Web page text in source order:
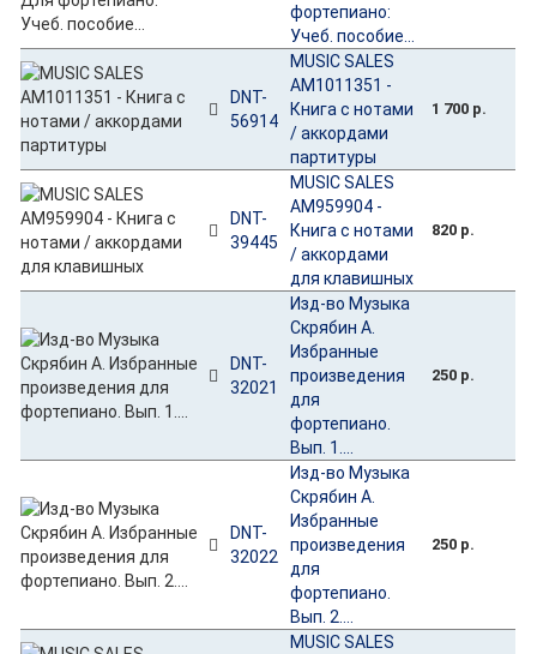
фортепиано:
Учеб. пособие...
DNT-
56914
MUSIC SALES
AM1011351 -
Книга с нотами
/ аккордами
партитуры
1 700 р.
DNT-
39445
MUSIC SALES
AM959904 -
Книга с нотами
/ аккордами
для клавишных
820 р.
DNT-
32021
Изд-во Музыка
Скрябин А.
Избранные
произведения
для
фортепиано.
Вып. 1....
250 р.
DNT-
32022
Изд-во Музыка
Скрябин А.
Избранные
произведения
для
фортепиано.
Вып. 2....
250 р.
MUSIC SALES